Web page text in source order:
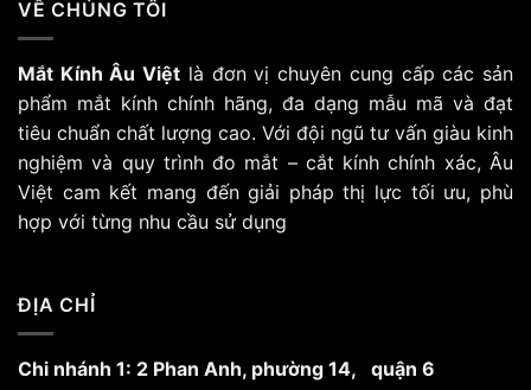
VỀ CHÚNG TÔI
Mắt Kính Âu Việt là đơn vị chuyên cung cấp các sản
phẩm mắt kính chính hãng, đa dạng mẫu mã và đạt
tiêu chuẩn chất lượng cao. Với đội ngũ tư vấn giàu kinh
nghiệm và quy trình đo mắt – cắt kính chính xác, Âu
Việt cam kết mang đến giải pháp thị lực tối ưu, phù
hợp với từng nhu cầu sử dụng
ĐỊA CHỈ
Chi nhánh 1: 2 Phan Anh, phường 14, quận 6